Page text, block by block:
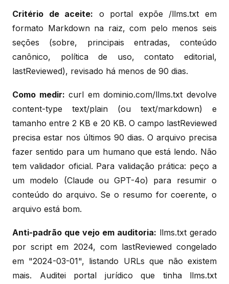
Critério de aceite: o portal expõe /llms.txt em
formato Markdown na raiz, com pelo menos seis
seções (sobre, principais entradas, conteúdo
canônico, política de uso, contato editorial,
lastReviewed), revisado há menos de 90 dias.
Como medir: curl em dominio.com/llms.txt devolve
content-type text/plain (ou text/markdown) e
tamanho entre 2 KB e 20 KB. O campo lastReviewed
precisa estar nos últimos 90 dias. O arquivo precisa
fazer sentido para um humano que está lendo. Não
tem validador oficial. Para validação prática: peço a
um modelo (Claude ou GPT-4o) para resumir o
conteúdo do arquivo. Se o resumo for coerente, o
arquivo está bom.
Anti-padrão que vejo em auditoria: llms.txt gerado
por script em 2024, com lastReviewed congelado
em "2024-03-01", listando URLs que não existem
mais. Auditei portal jurídico que tinha llms.txt